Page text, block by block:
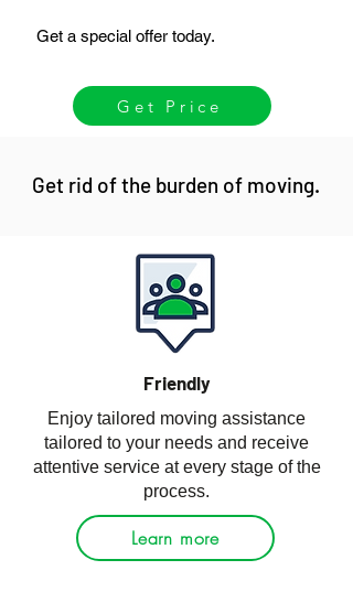
Get a special offer today.
Get Price
Get rid of the burden of moving.
Friendly
Enjoy tailored moving assistance
tailored to your needs and receive
attentive service at every stage of the
process.
Learn more